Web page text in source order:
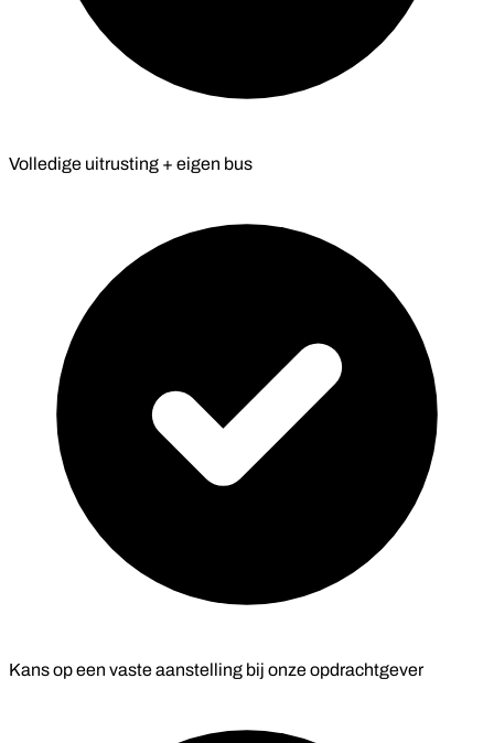
Volledige uitrusting + eigen bus
Kans op een vaste aanstelling bij onze opdrachtgever